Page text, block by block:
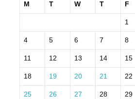
M T W T F
1
4 5 6 7 8
11 12 13 14 15
18 19 20 21 22
25 26 27 28 29